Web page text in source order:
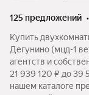
125 предложений •
Купить
Дегунино (мцд-1
агентств и
21 939 120 ₽ до 39
нашем каталоге